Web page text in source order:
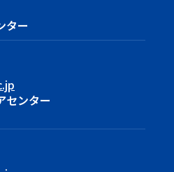
ター
センター